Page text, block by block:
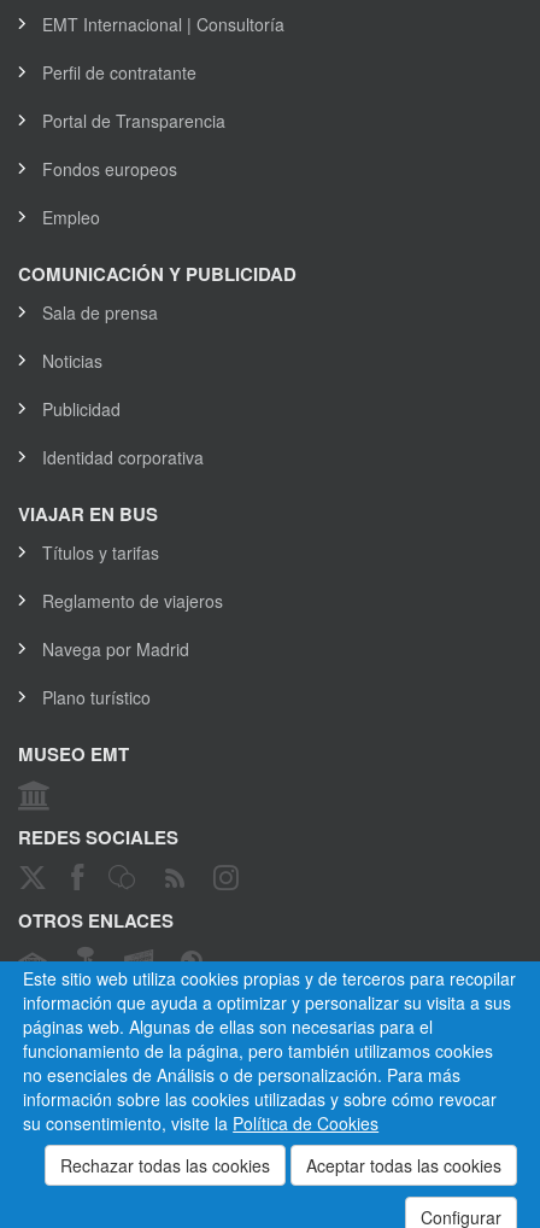
Este sitio web utiliza cookies propias y de terceros para recopilar
información que ayuda a optimizar y personalizar su visita a sus
páginas web. Algunas de ellas son necesarias para el
funcionamiento de la página, pero también utilizamos cookies
no esenciales de Análisis o de personalización. Para más
información sobre las cookies utilizadas y sobre cómo revocar
su consentimiento, visite la Política de Cookies
Configurar
EMT Internacional | Consultoría
Perfil de contratante
Portal de Transparencia
Fondos europeos
Empleo
COMUNICACIÓN Y PUBLICIDAD
Sala de prensa
Noticias
Publicidad
Identidad corporativa
VIAJAR EN BUS
Títulos y tarifas
Reglamento de viajeros
Navega por Madrid
Plano turístico
MUSEO EMT
REDES SOCIALES
OTROS ENLACES
CANAL ÉTICO
Empresa Municipal de Transportes de Madrid, S. A.
Aviso legal
Normativa
Mapa del sitio
Cookies
Privacidad
Contactar
Empleados